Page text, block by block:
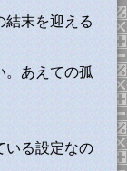
末を迎える
あえての孤
いる設定なの